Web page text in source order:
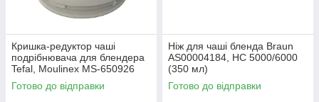
Кришка-редуктор чаші
подрібнювача для блендера
Tefal, Moulinex MS-650926
Готово до відправки
Ніж для чаші бленда Braun
AS00004184, НС 5000/6000
(350 мл)
Готово до відправки